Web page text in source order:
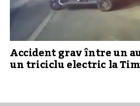
Accident grav între un
un triciclu electric la